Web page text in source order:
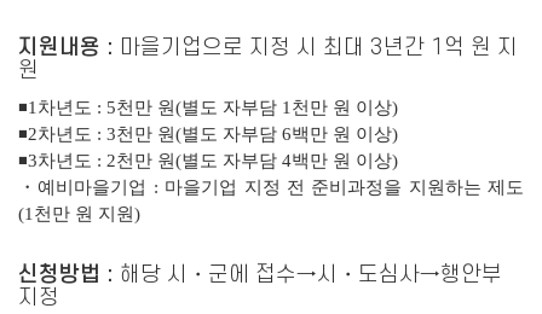
지원내용 : 마을기업으로 지정 시 최대 3년간 1억 원 지
원
◾1차년도 : 5천만 원(별도 자부담 1천만 원 이상)
◾2차년도 : 3천만 원(별도 자부담 6백만 원 이상)
◾3차년도 : 2천만 원(별도 자부담 4백만 원 이상)
・예비마을기업 : 마을기업 지정 전 준비과정을 지원하는 제도
(1천만 원 지원)
신청방법 : 해당 시・군에 접수→시・도심사→행안부
지정